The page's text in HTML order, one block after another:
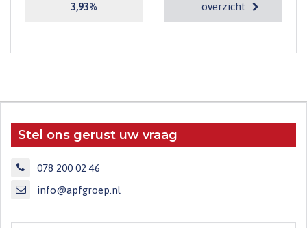
3,93%
overzicht
Stel ons gerust uw vraag
078 200 02 46
info@apfgroep.nl